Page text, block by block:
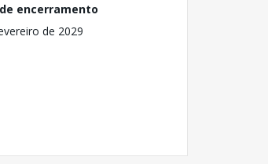
encerramento
de 2029